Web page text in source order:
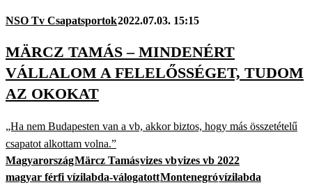
NSO Tv Csapatsportok2022.07.03. 15:15
MÄRCZ TAMÁS – MINDENÉRT
VÁLLALOM A FELELŐSSÉGET, TUDOM
AZ OKOKAT
„Ha nem Budapesten van a vb, akkor biztos, hogy más összetételű
csapatot alkottam volna.”
MagyarországMärcz Tamásvizes vbvizes vb 2022
magyar férfi vízilabda-válogatottMontenegróvízilabda